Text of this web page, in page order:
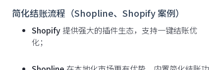
简化结账流程（Shopline、Shopify 案例）
Shopify提供强大的插件生态，支持一键结账优
化；